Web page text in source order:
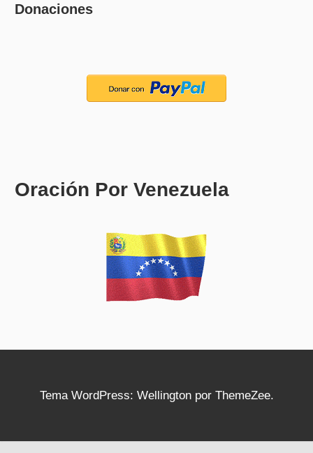
Donaciones
Oración Por Venezuela
Tema WordPress: Wellington por ThemeZee.